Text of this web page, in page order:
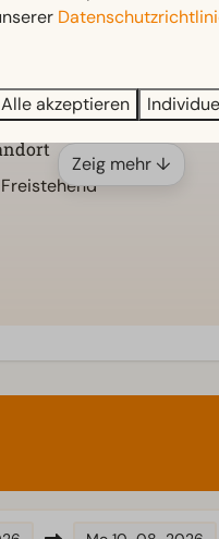
Badezimmer unten: 1
Freistehend
Fernseher
Zeig mehr ↓
Alle akzeptieren